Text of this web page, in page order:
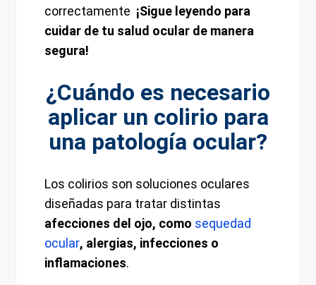
correctamente ¡Sigue leyendo para
cuidar de tu salud ocular de manera
segura!
¿Cuándo es necesario
aplicar un colirio para
una patología ocular?
Los colirios son soluciones oculares
diseñadas para tratar distintas
afecciones del ojo, como sequedad
ocular, alergias, infecciones o
inflamaciones.